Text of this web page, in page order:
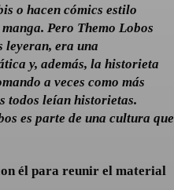
o hacen cómics estilo
Pero Themo Lobos
leyeran, era una
y, además, la historieta
a veces como más
todos leían historietas.
es parte de una cultura que
él para reunir el material